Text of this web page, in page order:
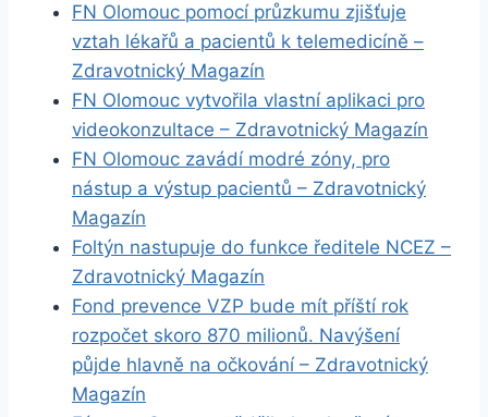
FN Olomouc pomocí průzkumu zjišťuje
vztah lékařů a pacientů k telemedicíně –
Zdravotnický Magazín
FN Olomouc vytvořila vlastní aplikaci pro
videokonzultace – Zdravotnický Magazín
FN Olomouc zavádí modré zóny, pro
nástup a výstup pacientů – Zdravotnický
Magazín
Foltýn nastupuje do funkce ředitele NCEZ –
Zdravotnický Magazín
Fond prevence VZP bude mít příští rok
rozpočet skoro 870 milionů. Navýšení
půjde hlavně na očkování – Zdravotnický
Magazín